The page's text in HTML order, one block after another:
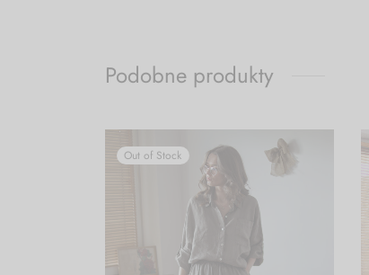
Podobne produkty
Out of Stock